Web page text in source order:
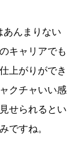
あんまりない
キャリアでも
上がりができ
クチャいい感
せられるとい
ですね。